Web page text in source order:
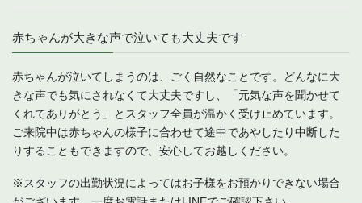
赤ちゃんが大きな声で泣いても大丈夫です
赤ちゃんが泣いてしまうのは、ごく自然なことです。どんなに大
きな声でも気にされなくて大丈夫ですし、「元気な声を聞かせて
くれてありがとう」とスタッフ全員が温かく受け止めています。
ご来院中は赤ちゃんの様子に合わせて途中であやしたり中断した
りすることもできますので、安心してお越しください。
※スタッフの出勤状況によってはお子様をお預かりできない場合